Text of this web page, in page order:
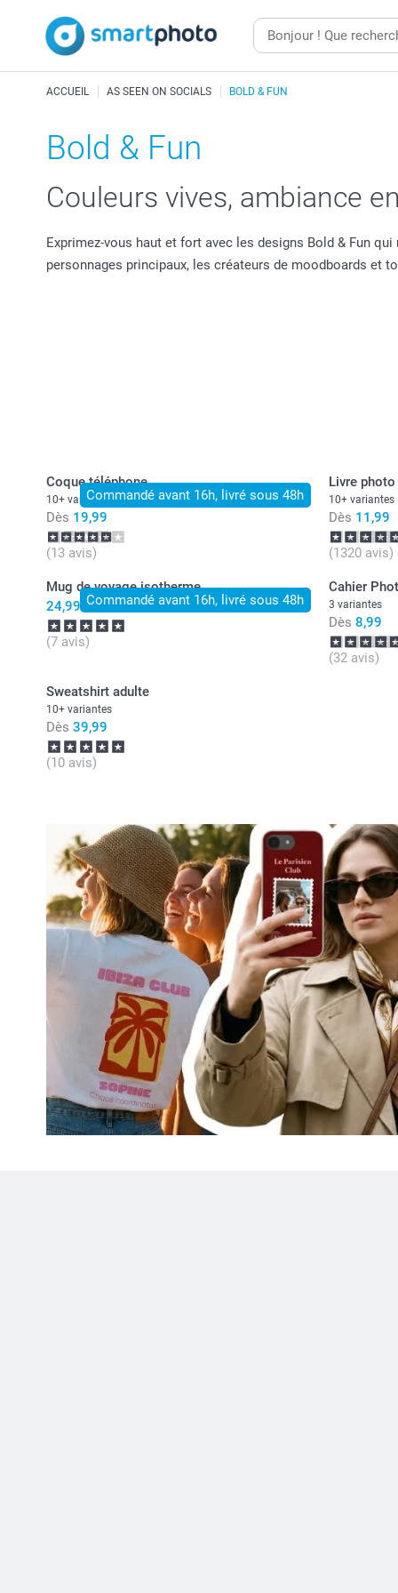
ACCUEIL AS SEEN ON SOCIALS BOLD & FUN
Bold & Fun
Couleurs vives, ambiance
Exprimez-vous haut et fort avec les designs Bold & Fun
personnages principaux, les créateurs de moodboards et
Commandé avant 16h, livré sous 48h
Coque téléphone
10+ variantes
Dès 19,99
(13 avis)
Livre photo
10+ variantes
Dès 11,99
(1320 avis)
Commandé avant 16h, livré sous 48h
Mug de voyage isotherme
24,99
(7 avis)
Cahier
3 variantes
Dès 8,99
(32 avis)
Sweatshirt adulte
10+ variantes
Dès 39,99
(10 avis)